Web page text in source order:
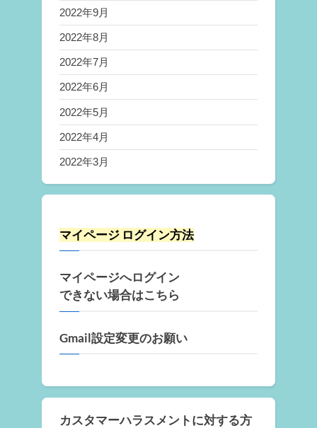
2022年9月
2022年8月
2022年7月
2022年6月
2022年5月
2022年4月
2022年3月
マイページ ログイン方法
マイページへログイン
できない場合はこちら
Gmail設定変更のお願い
カスタマーハラスメントに対する方